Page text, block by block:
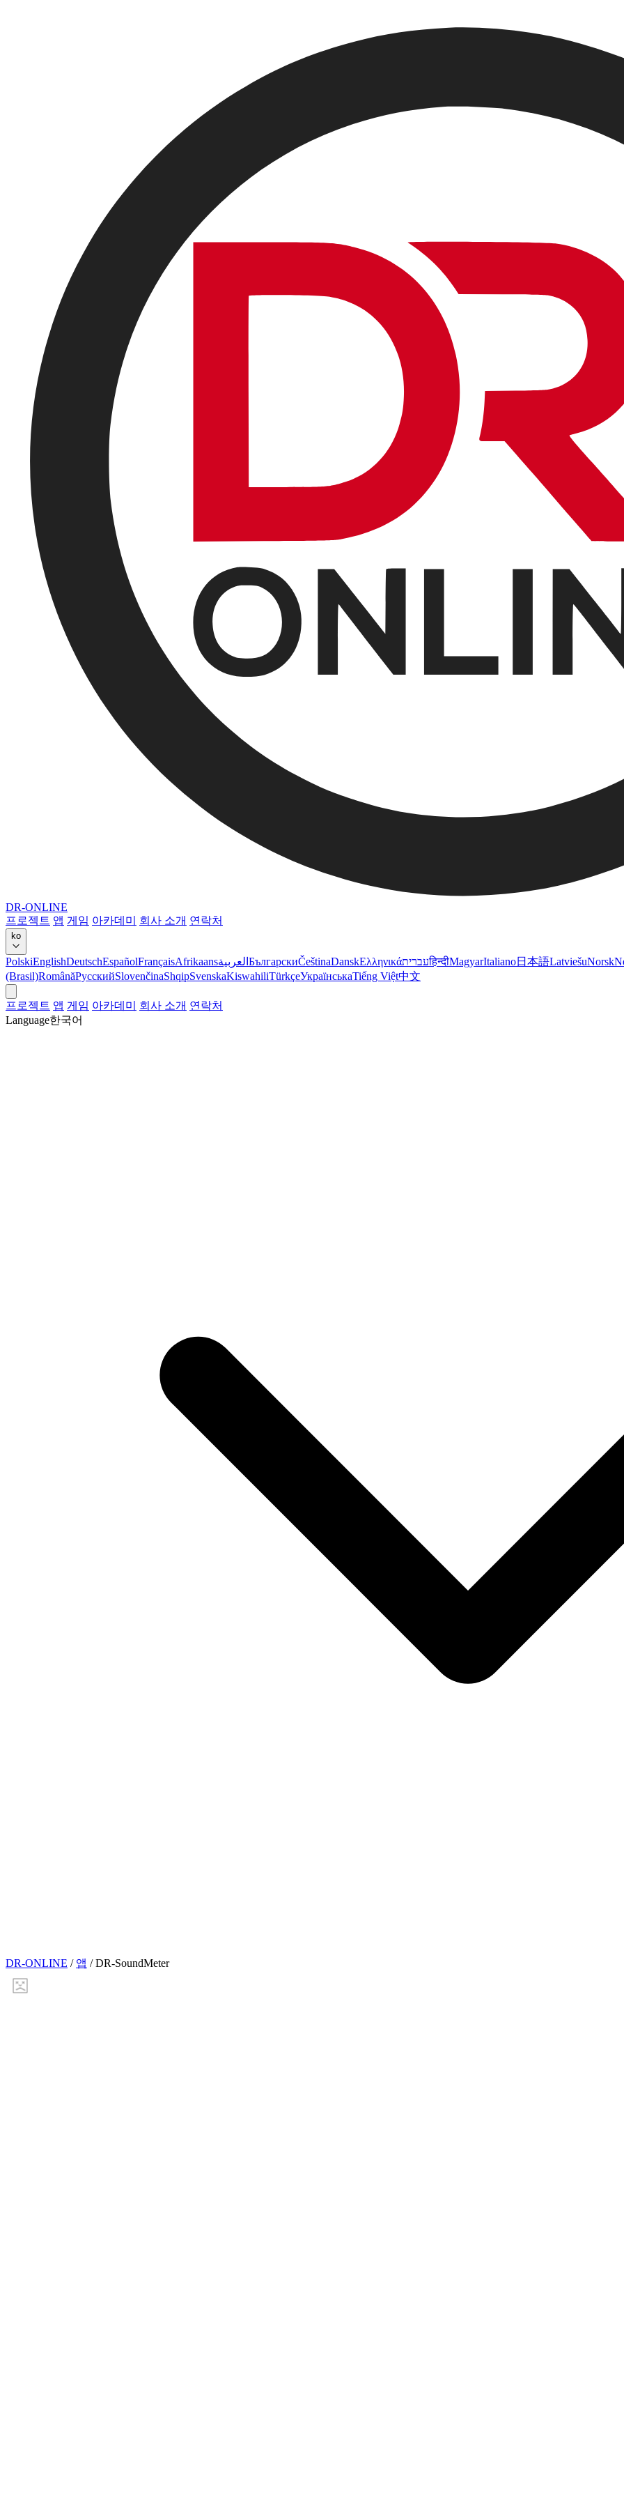
DR-ONLINE
프로젝트 앱 게임 아카데미 회사 소개 연락처
ko
PolskiEnglishDeutschEspañolFrançaisAfrikaansالعربية БългарскиČeštinaDanskΕλληνικάעבריתहिन्दीMagyarItaliano日本語LatviešuNorsk
(Brasil)RomânăРусскийSlovenčinaShqipSvenskaKiswahiliTürkçeУкраїнськаTiếng Việt中文
프로젝트 앱 게임 아카데미 회사 소개 연락처
Language한국어
DR-ONLINE / 앱 / DR-SoundMeter